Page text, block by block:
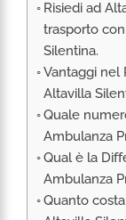
RIMPATRIO
AMBULANZA
VOLO
TRASPORTO
TRASPORTO
TRASPORTO
Risiedi ad
trasporto
Silentina.
Vantaggi nel
Altavilla
Quale
Ambulanza
Qual è la
Ambulanza
Quanto